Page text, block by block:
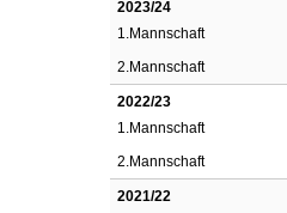
2023/24
1.Mannschaft
2.Mannschaft
2022/23
1.Mannschaft
2.Mannschaft
2021/22